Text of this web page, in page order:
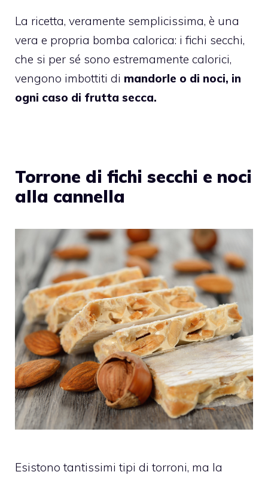
La ricetta, veramente semplicissima, è una
vera e propria bomba calorica: i fichi secchi,
che si per sé sono estremamente calorici,
vengono imbottiti di mandorle o di noci, in
ogni caso di frutta secca.
Torrone di fichi secchi e noci
alla cannella
Esistono tantissimi tipi di torroni, ma la